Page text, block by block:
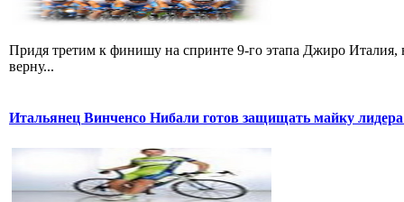
Придя третим к финишу на спринте 9-го этапа Джиро
верну...
Итальянец Винченсо Нибали готов защищать майку